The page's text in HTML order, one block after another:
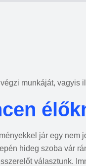
munkáját,
jár egy nem
hideg szoba vár
választunk.